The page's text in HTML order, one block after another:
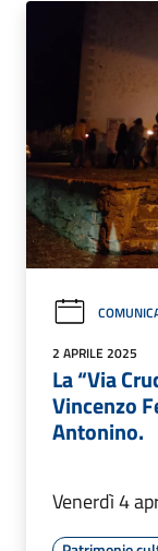
2 APRILE 2025
La “Via
Vincenzo
Antonino.
Venerdì 4